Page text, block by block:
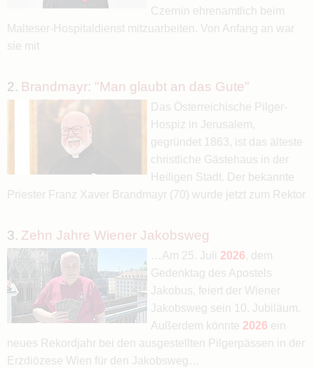
Czernin ehrenamtlich beim
Malteser-Hospitaldienst mitzuarbeiten. Von Anfang an war
sie mit
2. Brandmayr: "Man glaubt an das Gute"
Das Österreichische Pilger-
Hospiz in Jerusalem,
gegründet 1863, ist das älteste
christliche Gästehaus in der
Heiligen Stadt. Der bekannte
Priester Franz Xaver Brandmayr (70) wurde jetzt zum Rektor
3. Zehn Jahre Wiener Jakobsweg
…Am 25. Juli 2026, dem
Gedenktag des Apostels
Jakobus, feiert der Wiener
Jakobsweg sein 10. Jubiläum.
Außerdem könnte 2026 ein
neues Rekordjahr bei den ausgestellten Pilgerpässen in der
Erzdiözese Wien für den Jakobsweg…